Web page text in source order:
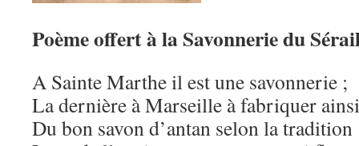
Poème offert à la Savonnerie du
A Sainte Marthe il est une savonnerie ;
La dernière à Marseille à fabriquer ainsi
Du bon savon d’antan selon la tradition